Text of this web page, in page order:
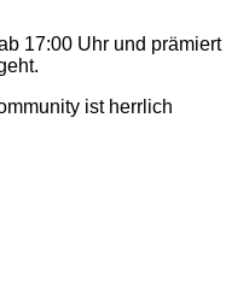
17:00 Uhr und prämiert
ist herrlich